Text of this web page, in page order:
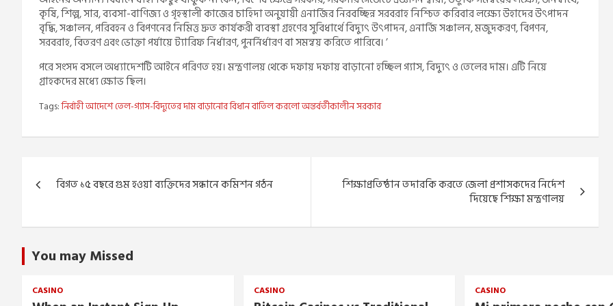
কৃষি, শিল্প, সার, ব্যবসা-বাণিজ্য ও গৃহস্থালী কাজের চাহিদা অনুযায়ী এনার্জির নিরবচ্ছিন্ন সরবরাহ নিশ্চিত করিবার লক্ষ্যে উহাদের উৎপাদন
বৃদ্ধি, সঞ্চালন, পরিবহন ও বিপণনের নিমিত্ত দ্রুত কার্যকরী ব্যবস্থা গ্রহণের সুবিধার্থে বিদ্যুৎ উৎপাদন, এনার্জি সঞ্চালন, মজুদকরণ, বিপণন,
সরবরাহ, বিতরণ এবং ভোক্তা পর্যায়ে ট্যারিফ নির্ধারণ, পুনর্নির্ধারণ বা সমন্বয় করিতে পারিবে। ’
পরে সংসদ বসলে অধ্যাদেশটি আইনে পরিণত হয়। মন্ত্রণালয় থেকে দফায় দফায় বাড়ানো হচ্ছিল গ্যাস, বিদ্যুৎ ও তেলের দাম। এটি নিয়ে
গ্রাহকদের মধ্যে ক্ষোভ ছিল।
Tags:নির্বাহী আদেশে তেল-গ্যাস-বিদ্যুতের দাম বাড়ানোর বিধান বাতিল করলো অন্তর্বর্তীকালীন সরকার
Post
navigation
বিগত ১৫ বছরে গুম হওয়া ব্যক্তিদের সন্ধানে কমিশন গঠন
শিক্ষাপ্রতিষ্ঠান তদারকি করতে জেলা প্রশাসকদের নির্দেশ
দিয়েছে শিক্ষা মন্ত্রণালয়
You may Missed
CASINO CASINO CASINO